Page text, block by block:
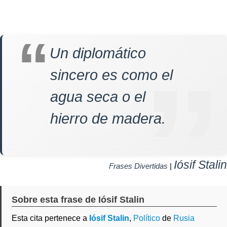
Un diplomático
sincero es como el
agua seca o el
hierro de madera.
Frases Divertidas | Iósif Stalin
Sobre esta frase de Iósif Stalin
Esta cita pertenece a Iósif Stalin, Político de Rusia